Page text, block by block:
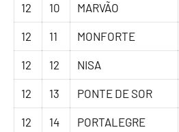
12 10 MARVÃO
12 11 MONFORTE
12 12 NISA
12 13 PONTE DE SOR
12 14 PORTALEGRE